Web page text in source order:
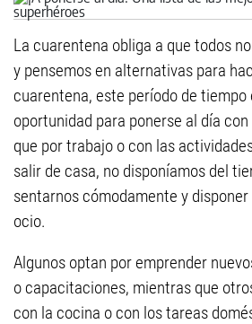
La cuarentena obliga a que todos
y pensemos en alternativas para
cuarentena, este período de tiempo
oportunidad para ponerse al día con
que por trabajo o con las
salir de casa, no disponíamos del
sentarnos cómodamente y disponer
ocio.
Algunos optan por emprender
o capacitaciones, mientras que
con la cocina o con los tareas